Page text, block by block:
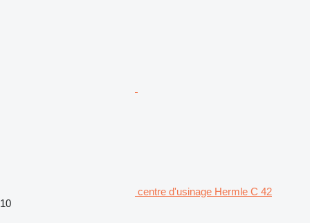
centre d'usinage Hermle C 42
10